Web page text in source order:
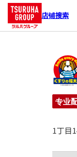
店铺搜索
专业
1丁目